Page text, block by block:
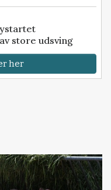
store udsving
her